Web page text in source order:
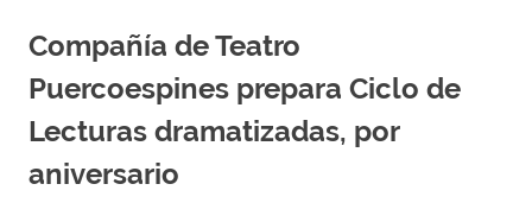
Compañía de Teatro
Puercoespines prepara Ciclo de
Lecturas dramatizadas, por
aniversario